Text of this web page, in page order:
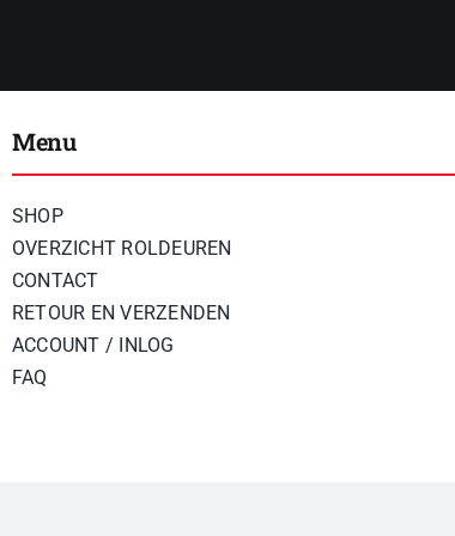
Menu
SHOP
OVERZICHT ROLDEUREN
CONTACT
RETOUR EN VERZENDEN
ACCOUNT / INLOG
FAQ